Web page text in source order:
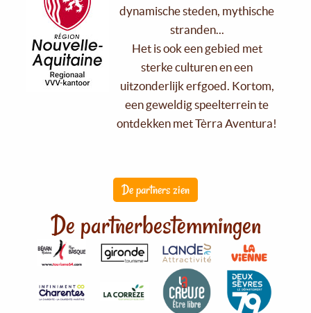
dynamische steden, mythische
stranden...
Het is ook een gebied met
sterke culturen en een
uitzonderlijk erfgoed. Kortom,
een geweldig speelterrein te
ontdekken met Tèrra Aventura!
De partners zien
De partnerbestemmingen